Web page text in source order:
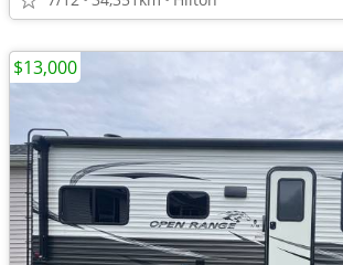
$13,000